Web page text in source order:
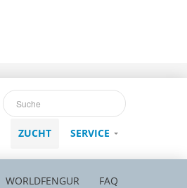
ZUCHT SERVICE
WORLDFENGUR FAQ